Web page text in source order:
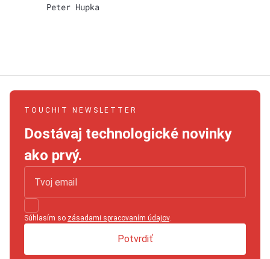
Peter Hupka
TOUCHIT NEWSLETTER
Dostávaj technologické novinky
ako prvý.
Súhlasím so zásadami spracovaním údajov.
Potvrdiť